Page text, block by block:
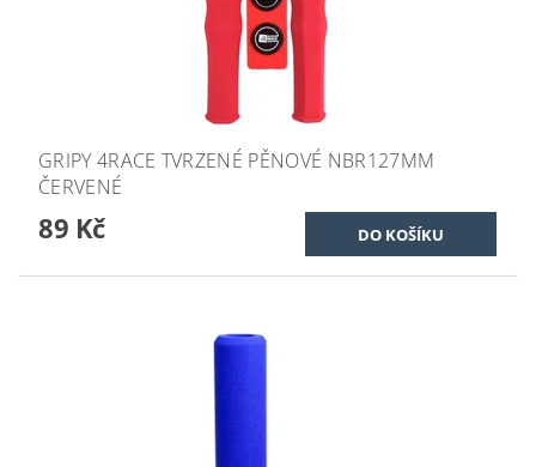
GRIPY 4RACE TVRZENÉ PĚNOVÉ NBR127MM
ČERVENÉ
89 Kč